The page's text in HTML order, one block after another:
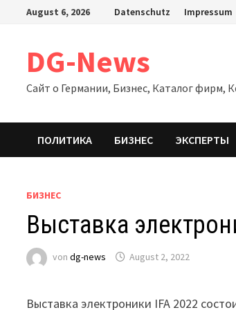
August 6, 2026 Datenschutz Impressum
DG-News
Сайт о Германии, Бизнес, Каталог фирм,
ПОЛИТИКА БИЗНЕС ЭКСПЕРТЫ
БИЗНЕС
Выставка
vondg-news August 2, 2022
Выставка электроники IFA 2022